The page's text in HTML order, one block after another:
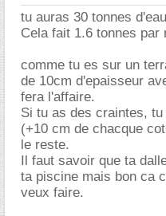
tu auras 30 tonnes
Cela fait 1.6 tonnes par
comme tu es sur un
de 10cm d'epaisseur
fera l'affaire.
Si tu as des craintes,
(+10 cm de chacque
le reste.
Il faut savoir que ta
ta piscine mais bon ca
veux faire.